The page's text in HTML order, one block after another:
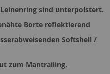
sind unterpolstert.
Borte reflektierend
Softshell /
zum Mantrailing.